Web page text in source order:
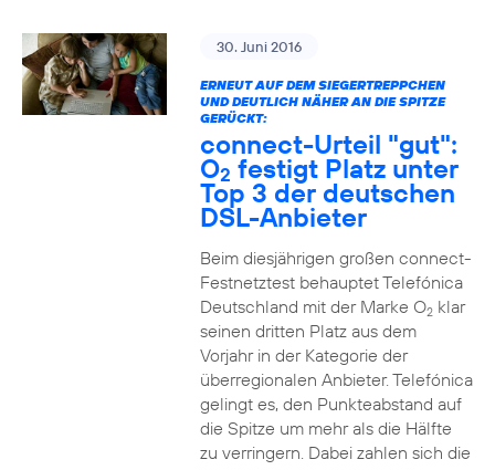
30. Juni 2016
ERNEUT AUF DEM SIEGERTREPPCHEN
UND DEUTLICH NÄHER AN DIE SPITZE
GERÜCKT:
connect-Urteil "gut":
O2 festigt Platz unter
Top 3 der deutschen
DSL-Anbieter
Beim diesjährigen großen connect-
Festnetztest behauptet Telefónica
Deutschland mit der Marke O2klar
seinen dritten Platz aus dem
Vorjahr in der Kategorie der
überregionalen Anbieter. Telefónica
gelingt es, den Punkteabstand auf
die Spitze um mehr als die Hälfte
zu verringern. Dabei zahlen sich die